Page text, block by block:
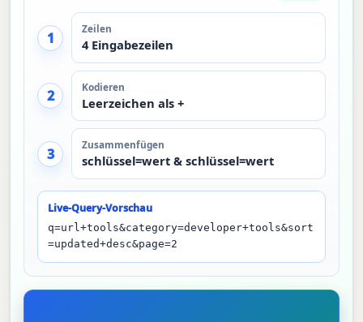
1
Zeilen
4 Eingabezeilen
2
Kodieren
Leerzeichen als +
3
Zusammenfügen
schlüssel=wert & schlüssel=wert
Live-Query-Vorschau
q=url+tools&category=developer+tools&sort
=updated+desc&page=2